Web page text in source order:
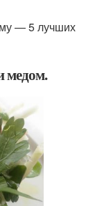
— 5 лучших
медом.